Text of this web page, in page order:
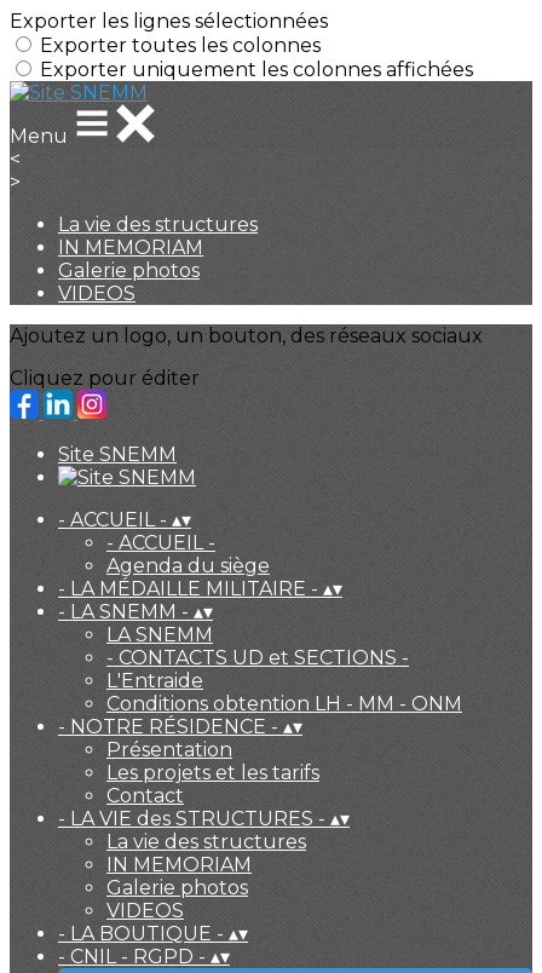
Exporter les lignes sélectionnées
Exporter toutes les colonnes
Exporter uniquement les colonnes affichées
Menu
<
>
La vie des structures
IN MEMORIAM
Galerie photos
VIDEOS
Ajoutez un logo, un bouton, des réseaux sociaux
Cliquez pour éditer
Site SNEMM
- ACCUEIL - ▴▾
- ACCUEIL -
Agenda du siège
- LA MÉDAILLE MILITAIRE - ▴▾
- LA SNEMM - ▴▾
LA SNEMM
- CONTACTS UD et SECTIONS -
L'Entraide
Conditions obtention LH - MM - ONM
- NOTRE RÉSIDENCE - ▴▾
Présentation
Les projets et les tarifs
Contact
- LA VIE des STRUCTURES - ▴▾
La vie des structures
IN MEMORIAM
Galerie photos
VIDEOS
- LA BOUTIQUE - ▴▾
- CNIL - RGPD - ▴▾